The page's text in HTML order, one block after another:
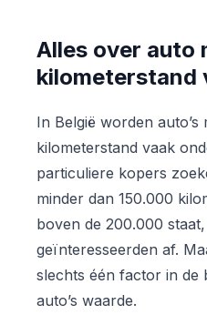
Alles over auto
kilometerstand
In België worden auto’s
kilometerstand vaak
particuliere kopers
minder dan 150.000
boven de 200.000
geïnteresseerden af.
slechts één factor in de
auto’s waarde.